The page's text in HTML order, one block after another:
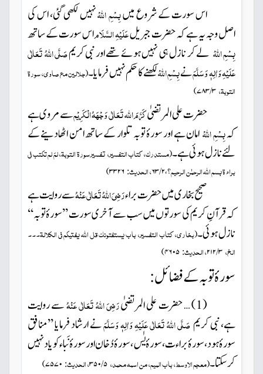
اس سورت کے شروع میںبِسْمِ اللہْنہیں لکھی گئی، اس کی
اصل وجہ یہ ہے کہ حضرت جبریلعَلَیْہِ السَّلَاماس سورت کے ساتھ
بِسْمِ اللہْ لے کر نازل ہی نہیں ہوئے تھے اور نبی کریمصَلَّی اللہُ تَعَالٰی
عَلَیْہِ وَاٰلِہٖ وَسَلَّمَنےبِسْمِ اللہْلکھنے کا حکم نہیں فرمایا۔(جلالین مع صاوی، سورۃ
التوبۃ، ۳ / ۷۸۳ )
حضرت علی المرتضیٰکَرَّمَ اللہ تَعَالٰی وَجْہَہُ الْکَرِیْمسے مروی ہے
کہبِسْمِ اللہْامان ہے اور سورۂ توبہ تلوار کے ساتھ امن اٹھادینے کے
لئے نازل ہوئی ہے۔(مستدرک، کتاب التفسیر، تفسیر سورۃ التوبۃ، لمَ لم تکتب فی
براء ۃ بسم اللہ الرحمٰن الرحیم؟،۲ / ۶۳ ، الحدیث: ۳۳۲۶)
صحیح بخاری میں حضرت براءرَضِیَ اللہُ تَعَالٰی عَنْہُسے روایت ہے
کہ قرآنِ کریم کی سورتوں میں سب سے آخری سورت ’’سورۂ توبہ‘‘
نازل ہوئی۔(بخاری، کتاب التفسیر، باب یستفتونک قل اللہ یفتیکم فی الکلالۃ۔۔۔
الخ، ۳ / ۲۱۲ ، الحدیث: ۴۶۰۵)
سورۂ توبہ کے فضائل:
(
1) … حضرت علی المرتضیٰرَضِیَ اللہُ تَعَالٰی عَنْہُسے روایت
ہے، نبی کریمصَلَّی اللہُ تَعَالٰی عَلَیْہِ وَاٰلِہٖ وَسَلَّمَنے ارشاد فرمایا ’’منافق
سورۂ ہود، سورۂ براء ت، سورۂ یٰس، سورۂ دُخان اور سورۂ نَباء کو یاد نہیں
کر سکتا۔(معجم الاوسط، باب المیم، من اسمہ محمد، ۵ / ۳۵۰ ، الحدیث: ۷۵۷۰)